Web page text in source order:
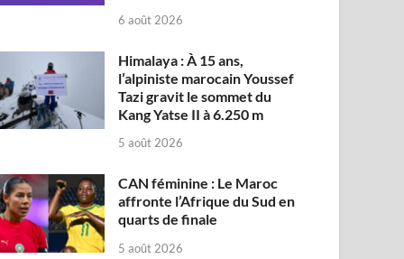
6 août 2026
Himalaya : À 15 ans,
l’alpiniste marocain Youssef
Tazi gravit le sommet du
Kang Yatse II à 6.250 m
5 août 2026
CAN féminine : Le Maroc
affronte l’Afrique du Sud en
quarts de finale
5 août 2026